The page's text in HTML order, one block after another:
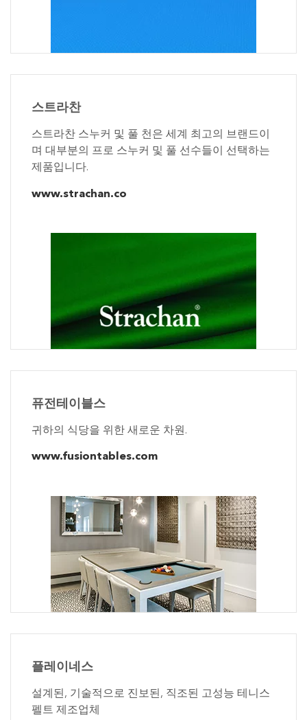
스트라찬
스트라찬 스누커 및 풀 천은 세계 최고의 브랜드이
며 대부분의 프로 스누커 및 풀 선수들이 선택하는
제품입니다.
www.strachan.co
퓨전테이블스
귀하의 식당을 위한 새로운 차원.
www.fusiontables.com
플레이네스
설계된, 기술적으로 진보된, 직조된 고성능 테니스
펠트 제조업체